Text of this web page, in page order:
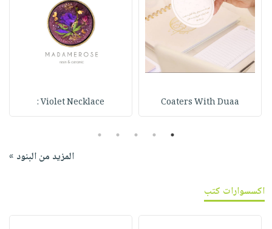
Coaters With Duaa
Violet Necklace :
1
2
3
4
5
المزيد من البنود »
اكسسوارات كتب